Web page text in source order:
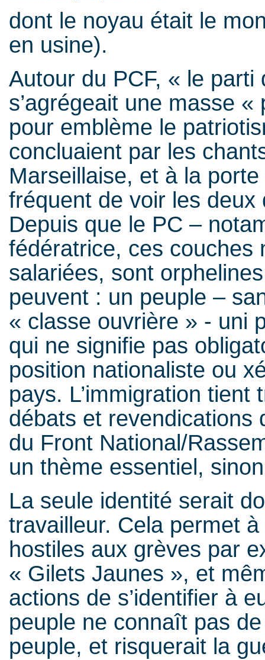
dont le noyau était le
en usine).
Autour du PCF, « le
s’agrégeait une masse
pour emblème le
concluaient par les
Marseillaise, et à la
fréquent de voir les
Depuis que le PC –
fédératrice, ces couches
salariées, sont
peuvent : un peuple –
« classe ouvrière » - uni
qui ne signifie pas
position nationaliste ou
pays. L’immigration
débats et revendications
du Front National/
un thème essentiel,
La seule identité serait
travailleur. Cela permet
hostiles aux grèves par
« Gilets Jaunes », et
actions de s’identifier à
peuple ne connaît pas
peuple, et risquerait la